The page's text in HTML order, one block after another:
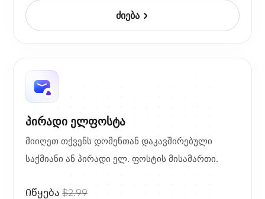
ძიება
პირადი ელფოსტა
მიიღეთ თქვენს დომენთან დაკავშირებული
საქმიანი ან პირადი ელ. ფოსტის მისამართი.
Იწყება $2.99